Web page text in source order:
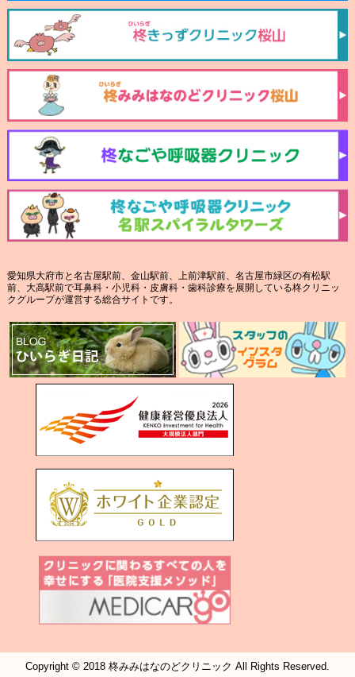
愛知県大府市と名古屋駅前、金山駅前、上前津駅前、名古屋市緑区の有松駅
前、大高駅前で耳鼻科・小児科・皮膚科・歯科診療を展開している柊クリニッ
クグループが運営する総合サイトです。
Copyright © 2018 柊みみはなのどクリニック All Rights Reserved.